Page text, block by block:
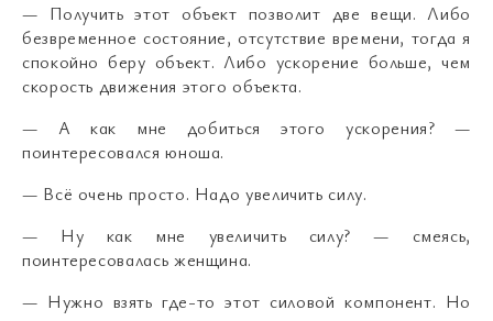
— Получить этот объект позволит две вещи. Либо
безвременное состояние, отсутствие времени, тогда я
спокойно беру объект. Либо ускорение больше, чем
скорость движения этого объекта.
— А как мне добиться этого ускорения? —
поинтересовался юноша.
— Всё очень просто. Надо увеличить силу.
— Ну как мне увеличить силу? — смеясь,
поинтересовалась женщина.
— Нужно взять где-то этот силовой компонент. Но